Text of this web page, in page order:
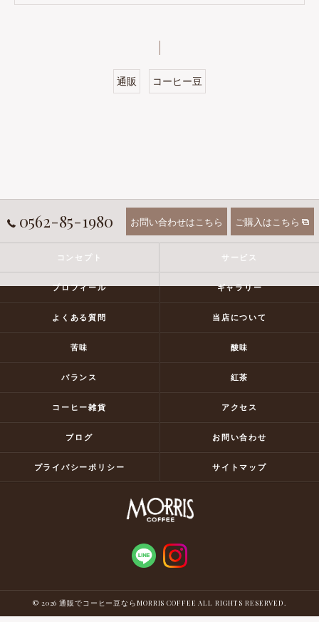
通販 コーヒー豆
0562-85-1980 お問い合わせはこちら ご購入はこちら
コンセプト サービス
プロフィール ギャラリー
よくある質問 当店について
苦味 酸味
バランス 紅茶
コーヒー雑貨 アクセス
ブログ お問い合わせ
プライバシーポリシー サイトマップ
© 2026 通販でコーヒー豆ならMORRIS COFFEE ALL RIGHTS RESERVED.